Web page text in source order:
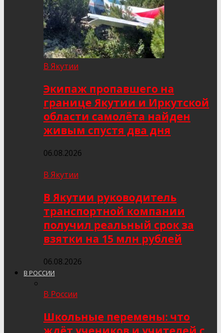
В Якутии
Экипаж пропавшего на
границе Якутии и Иркутской
области самолёта найден
живым спустя два дня
06.08.2026
В Якутии
В Якутии руководитель
транспортной компании
получил реальный срок за
взятки на 15 млн рублей
06.08.2026
В РОССИИ
В России
Школьные перемены: что